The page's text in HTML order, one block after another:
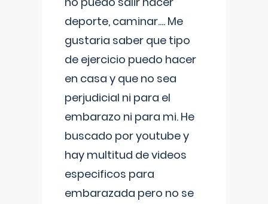
deporte, caminar.... Me
gustaria saber que tipo
de ejercicio puedo hacer
en casa y que no sea
perjudicial ni para el
embarazo ni para mi. He
buscado por youtube y
hay multitud de videos
especificos para
embarazada pero no se